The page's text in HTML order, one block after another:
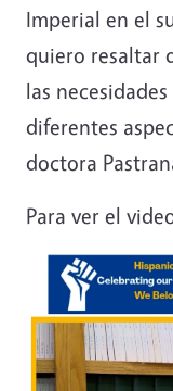
Imperial en el
quiero resaltar
las
diferentes
doctora
Para ver el
Image